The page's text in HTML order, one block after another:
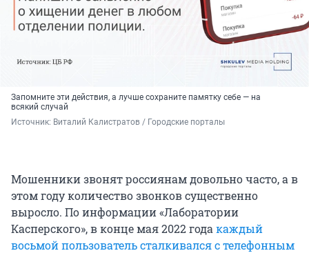
Запомните эти действия, а лучше сохраните памятку себе — на
всякий случай
Источник: Виталий Калистратов / Городские порталы
Мошенники звонят россиянам довольно часто, а в
этом году количество звонков существенно
выросло. По информации «Лаборатории
Касперского», в конце мая 2022 года каждый
восьмой пользователь сталкивался с телефонным